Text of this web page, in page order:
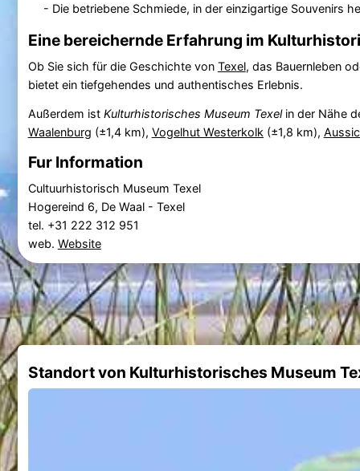
- Die betriebene Schmiede, in der einzigartige Souvenirs
Eine bereichernde Erfahrung im
Ob Sie sich für die Geschichte von Texel, das Bauernleben
bietet ein tiefgehendes und authentisches Erlebnis.
Außerdem ist Kulturhistorisches Museum Texelin der Nähe
Waalenburg (±1,4 km), Vogelhut Westerkolk (±1,8 km),
Fur Information
Cultuurhistorisch Museum Texel
Hogereind 6, De Waal - Texel
tel. +31 222 312 951
web. Website
Standort von Kulturhistorisches Museum